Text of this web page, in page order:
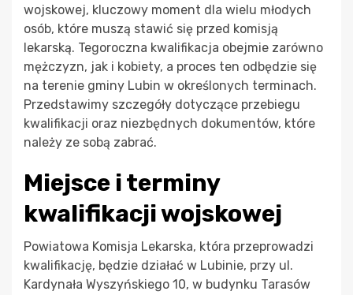
wojskowej, kluczowy moment dla wielu młodych
osób, które muszą stawić się przed komisją
lekarską. Tegoroczna kwalifikacja obejmie zarówno
mężczyzn, jak i kobiety, a proces ten odbędzie się
na terenie gminy Lubin w określonych terminach.
Przedstawimy szczegóły dotyczące przebiegu
kwalifikacji oraz niezbędnych dokumentów, które
należy ze sobą zabrać.
Miejsce i terminy
kwalifikacji wojskowej
Powiatowa Komisja Lekarska, która przeprowadzi
kwalifikację, będzie działać w Lubinie, przy ul.
Kardynała Wyszyńskiego 10, w budynku Tarasów